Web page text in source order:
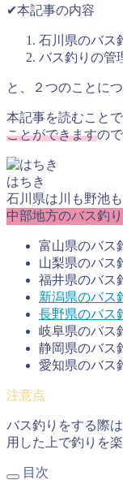
✔︎本記事の内容
石川県のバス
バス釣りの管
と、２つのことに
本記事を読むことで
ことができますの
はちき
石川県は川も野池
中部地方のバス釣
富山県のバス
山梨県のバス
福井県のバス
新潟県のバス
長野県のバス
岐阜県のバス
静岡県のバス
愛知県のバス
バス釣りをする際
用した上で釣りを
目次